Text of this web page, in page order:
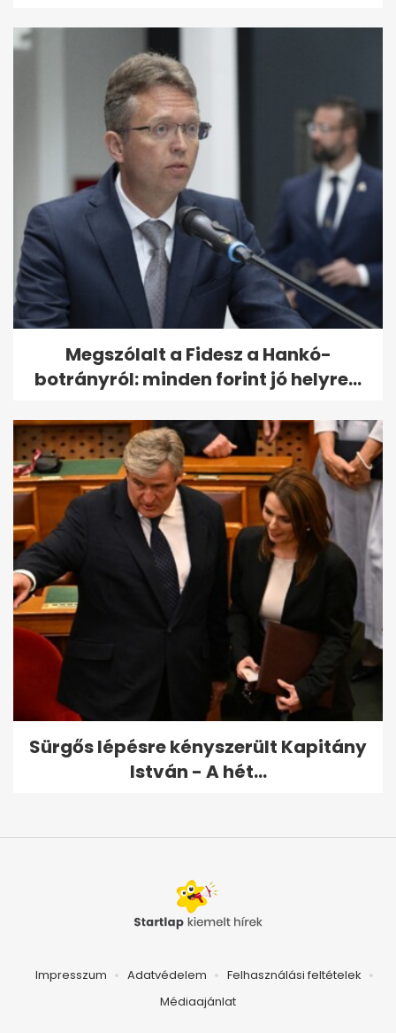
Megszólalt a Fidesz a Hankó-
botrányról: minden forint jó helyre...
Sürgős lépésre kényszerült Kapitány
István - A hét...
Impresszum Adatvédelem
Felhasználási feltételek
Médiaajánlat